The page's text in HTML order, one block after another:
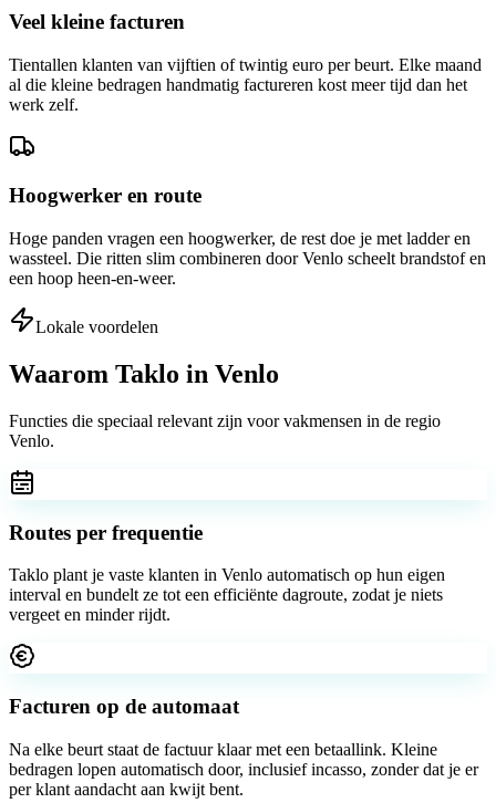
Veel kleine facturen
Tientallen klanten van vijftien of twintig euro per beurt. Elke maand
al die kleine bedragen handmatig factureren kost meer tijd dan het
werk zelf.
Hoogwerker en route
Hoge panden vragen een hoogwerker, de rest doe je met ladder en
wassteel. Die ritten slim combineren door Venlo scheelt brandstof en
een hoop heen-en-weer.
Lokale voordelen
Waarom Taklo in Venlo
Functies die speciaal relevant zijn voor vakmensen in de regio
Venlo.
Routes per frequentie
Taklo plant je vaste klanten in Venlo automatisch op hun eigen
interval en bundelt ze tot een efficiënte dagroute, zodat je niets
vergeet en minder rijdt.
Facturen op de automaat
Na elke beurt staat de factuur klaar met een betaallink. Kleine
bedragen lopen automatisch door, inclusief incasso, zonder dat je er
per klant aandacht aan kwijt bent.